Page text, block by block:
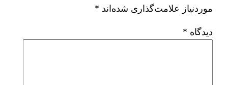
موردنیاز علامت‌گذاری شده‌اند *
دیدگاه *